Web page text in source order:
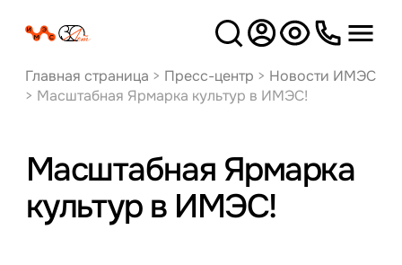
Версия
для слабовидящих
Главная страница > Пресс-центр > Новости ИМЭС
> Масштабная Ярмарка культур в ИМЭС!
Масштабная Ярмарка
культур в ИМЭС!